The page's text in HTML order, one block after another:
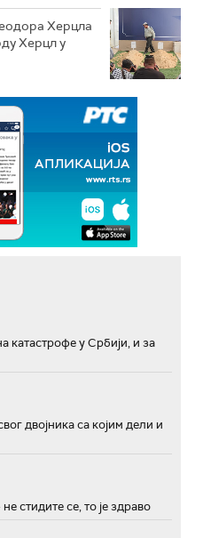
Херцла
Херцл у
катастрофе у Србији, и за
двојника са којим дели и
стидите се, то је здраво